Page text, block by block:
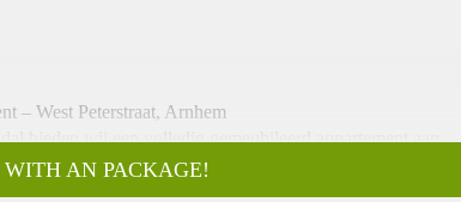
– West Peterstraat, Arnhem
bieden wij een volledig gemeubileerd appartement aan
uit 2023 en zijn in uitstekende staat van
AN PACKAGE!